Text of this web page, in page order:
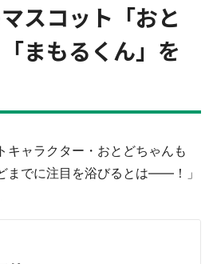
スコット「おと
まもるくん」を
キャラクター・おとどちゃんも
までに注目を浴びるとは――！」